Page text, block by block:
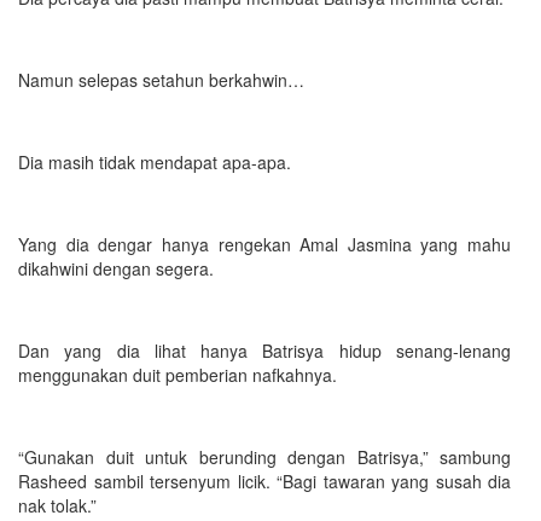
Namun selepas setahun berkahwin…
Dia masih tidak mendapat apa-apa.
Yang dia dengar hanya rengekan Amal Jasmina yang mahu
dikahwini dengan segera.
Dan yang dia lihat hanya Batrisya hidup senang-lenang
menggunakan duit pemberian nafkahnya.
“Gunakan duit untuk berunding dengan Batrisya,” sambung
Rasheed sambil tersenyum licik. “Bagi tawaran yang susah dia
nak tolak.”